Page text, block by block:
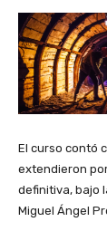
El curso contó
extendieron
definitiva, bajo
Miguel Ángel